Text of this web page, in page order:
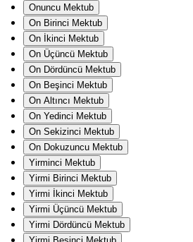
Onuncu Mektub
On Birinci Mektub
On İkinci Mektub
On Üçüncü Mektub
On Dördüncü Mektub
On Beşinci Mektub
On Altıncı Mektub
On Yedinci Mektub
On Sekizinci Mektub
On Dokuzuncu Mektub
Yirminci Mektub
Yirmi Birinci Mektub
Yirmi İkinci Mektub
Yirmi Üçüncü Mektub
Yirmi Dördüncü Mektub